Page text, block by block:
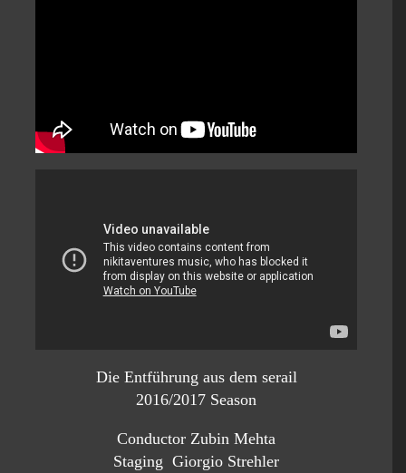
Die Entführung aus dem serail
2016/2017 Season
Conductor Zubin Mehta
Staging Giorgio Strehler